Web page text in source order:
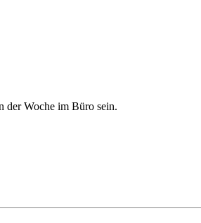
der Woche im Büro sein.